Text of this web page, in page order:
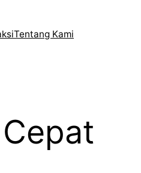
Tentang Kami